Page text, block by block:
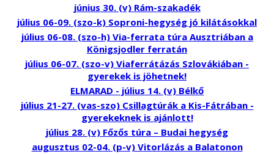
június 30. (v) Rám-szakadék
július 06-09. (szo-k) Soproni-hegység jó kilátásokkal
július 06-08. (szo-h) Via-ferrata túra Ausztriában a
Königsjodler ferratán
július 06-07. (szo-v) Viaferrátázás Szlovákiában -
gyerekek is jöhetnek!
ELMARAD - július 14. (v) Bélkő
július 21-27. (vas-szo) Csillagtúrák a Kis-Fátrában -
gyerekeknek is ajánlott!
július 28. (v) Főzős túra – Budai hegység
augusztus 02-04. (p-v) Vitorlázás a Balatonon